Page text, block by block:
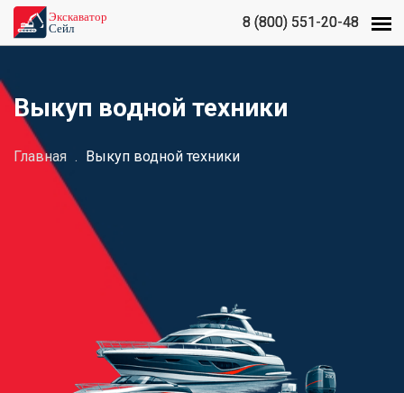
8 (800) 551-20-48
8 (800) 551-20-48
Выкуп водной техники
Главная . Выкуп водной техники